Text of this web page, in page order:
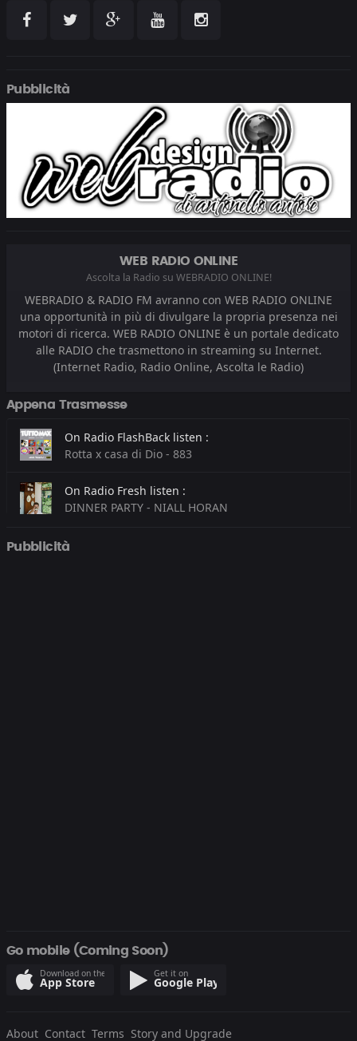
Pubblicità
WEB RADIO ONLINE
Ascolta la Radio su WEBRADIO ONLINE!
WEBRADIO & RADIO FM avranno con WEB RADIO ONLINE
una opportunità in più di divulgare la propria presenza nei
motori di ricerca. WEB RADIO ONLINE è un portale dedicato
alle RADIO che trasmettono in streaming su Internet.
(Internet Radio, Radio Online, Ascolta le Radio)
Appena Trasmesse
On Radio FlashBack listen :
Rotta x casa di Dio - 883
On Radio Fresh listen :
DINNER PARTY - NIALL HORAN
On Radio Kiss Kiss listen :
Pubblicità
Go mobile (Coming Soon)
Download on the
App Store
Get it on
Google Play
About Contact Terms Story and Upgrade